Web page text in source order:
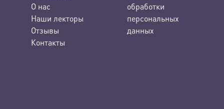
О нас
Наши лекторы
Отзывы
Контакты
обработки
персональных
данных